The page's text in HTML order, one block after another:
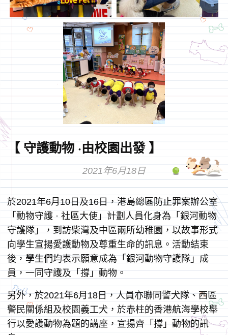
【 守護動物 ·由校園出發 】
2021年6月18日
於2021年6月10日及16日，港島總區防止罪案辦公室
「動物守護 · 社區大使」計劃人員化身為「銀河動物
守護隊」，到訪柴灣及中區兩所幼稚園，以故事形式
向學生宣揚愛護動物及尊重生命的訊息。活動結束
後，學生們均表示願意成為「銀河動物守護隊」成
員，一同守護及「撐」動物。
另外，於2021年6月18日，人員亦聯同警犬隊、西區
警民關係組及校園義工犬，於赤柱的香港航海學校舉
行以愛護動物為題的講座，宣揚齊「撐」動物的訊